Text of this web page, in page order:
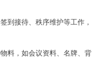
到接待、秩序维护等工作，
料，如会议资料、名牌、背